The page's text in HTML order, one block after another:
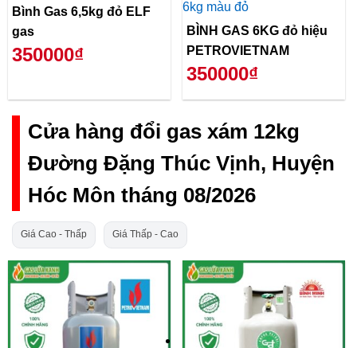
Bình Gas 6,5kg đỏ ELF
gas
350000₫
BÌNH GAS 6KG đỏ hiệu
PETROVIETNAM
350000₫
Cửa hàng đổi gas xám 12kg
Đường Đặng Thúc Vịnh, Huyện
Hóc Môn tháng 08/2026
Giá Cao - Thấp Giá Thấp - Cao